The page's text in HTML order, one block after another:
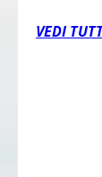
VEDI